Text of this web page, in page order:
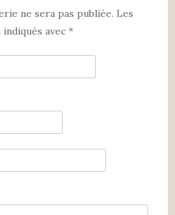
ne sera pas publiée. Les
avec *